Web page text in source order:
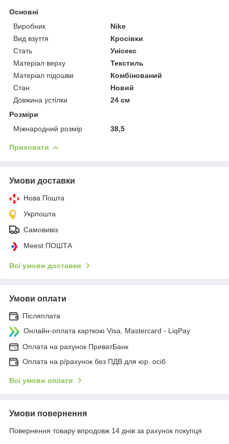
Основні
Виробник
Nike
Вид взуття
Кросівки
Стать
Унісекс
Матеріал верху
Текстиль
Матеріал підошви
Комбінований
Стан
Новий
Довжина устілки
24 см
Розміри
Міжнародний розмір
38,5
Приховати
Умови доставки
Нова Пошта
Укрпошта
Самовивіз
Meest ПОШТА
Всі умови доставки
Умови оплати
Післяплата
Онлайн-оплата карткою Visa, Mastercard - LiqPay
Оплата на рахунок ПриватБанк
Оплата на р/рахунок без ПДВ для юр. осіб
Всі умови оплати
Умови повернення
Повернення товару впродовж 14 днів за рахунок покупця